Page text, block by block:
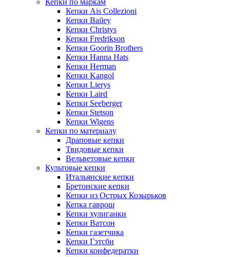
Кепки по маркам
Кепки Ais Collezioni
Кепки Bailey
Кепки Christys
Кепки Fredrikson
Кепки Goorin Brothers
Кепки Hanna Hats
Кепки Herman
Кепки Kangol
Кепки Lierys
Кепки Laird
Кепки Seeberger
Кепки Stetson
Кепки Wigens
Кепки по материалу
Драповые кепки
Твидовые кепки
Вельветовые кепки
Культовые кепки
Итальянские кепки
Бретонские кепки
Кепки из Острых Козырьков
Кепка гаврош
Кепки хулиганки
Кепки Ватсон
Кепки газетчика
Кепки Гэтсби
Кепки конфедератки